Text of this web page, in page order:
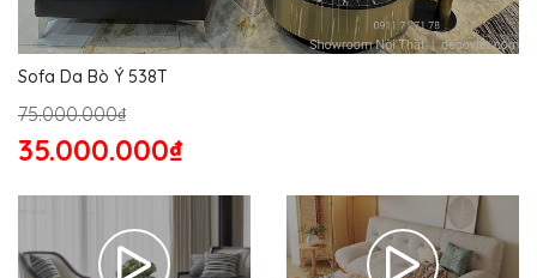
Sofa Da Bò Ý 538T
75.000.000₫
35.000.000₫